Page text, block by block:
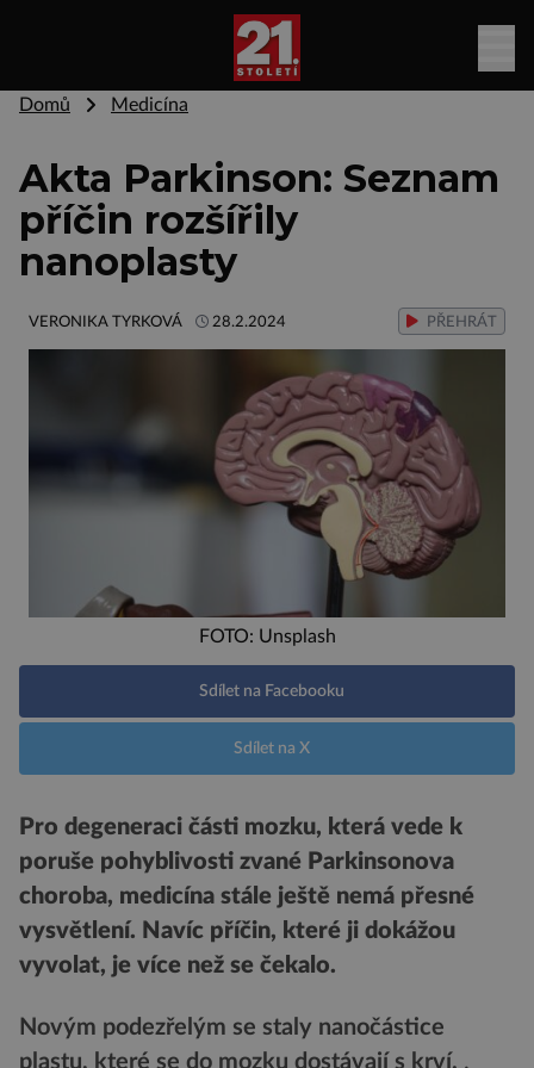
Domů Medicína
Akta Parkinson: Seznam
příčin rozšířily
nanoplasty
VERONIKA TYRKOVÁ 28.2.2024 PŘEHRÁT
FOTO: Unsplash
Sdílet na Facebooku
Sdílet na X
Pro degeneraci části mozku, která vede k
poruše pohyblivosti zvané Parkinsonova
choroba, medicína stále ještě nemá přesné
vysvětlení. Navíc příčin, které ji dokážou
vyvolat, je více než se čekalo.
Novým podezřelým se staly nanočástice
plastu, které se do mozku dostávají s krví. .